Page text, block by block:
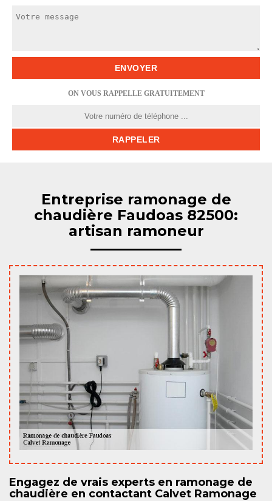
ON VOUS RAPPELLE GRATUITEMENT
Entreprise ramonage de
chaudière Faudoas 82500:
artisan ramoneur
Engagez de vrais experts en ramonage de
chaudière en contactant Calvet Ramonage